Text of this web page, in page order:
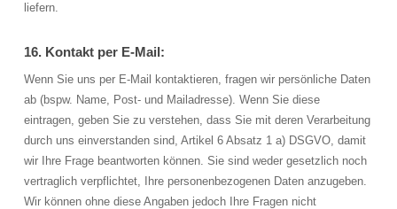
liefern.
16. Kontakt per E-Mail:
Wenn Sie uns per E-Mail kontaktieren, fragen wir persönliche Daten
ab (bspw. Name, Post- und Mailadresse). Wenn Sie diese
eintragen, geben Sie zu verstehen, dass Sie mit deren Verarbeitung
durch uns einverstanden sind, Artikel 6 Absatz 1 a) DSGVO, damit
wir Ihre Frage beantworten können. Sie sind weder gesetzlich noch
vertraglich verpflichtet, Ihre personenbezogenen Daten anzugeben.
Wir können ohne diese Angaben jedoch Ihre Fragen nicht